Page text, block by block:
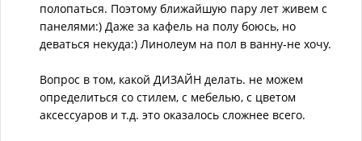
полопаться. Поэтому ближайшую пару лет живем с
панелями:) Даже за кафель на полу боюсь, но
деваться некуда:) Линолеум на пол в ванну-не хочу.
Вопрос в том, какой ДИЗАЙН делать. не можем
определиться со стилем, с мебелью, с цветом
аксессуаров и т.д. это оказалось сложнее всего.